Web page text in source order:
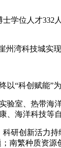
学位人才
州湾科技城实现
“科创赋能”
室、热带
海洋科技等
研创新活力
南繁种质资